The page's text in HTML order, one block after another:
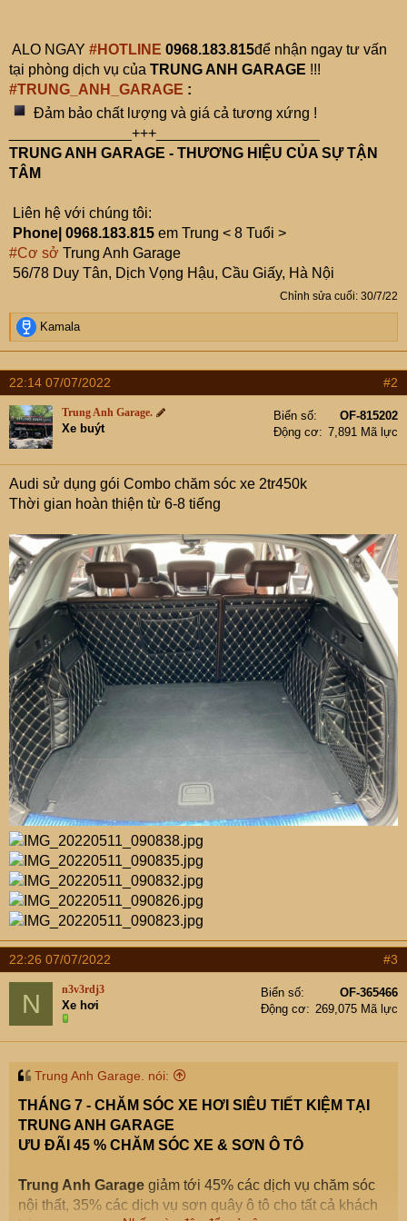
ALO NGAY #HOTLINE 0968.183.815để nhận ngay tư vấn
tại phòng dịch vụ của TRUNG ANH GARAGE !!!
#TRUNG_ANH_GARAGE :
Đảm bảo chất lượng và giá cả tương xứng !
_______________+++____________________
TRUNG ANH GARAGE - THƯƠNG HIỆU CỦA SỰ TẬN
TÂM
Liên hệ với chúng tôi:
Phone| 0968.183.815 em Trung < 8 Tuổi >
#Cơ sở Trung Anh Garage
56/78 Duy Tân, Dịch Vọng Hậu, Cầu Giấy, Hà Nội
Chỉnh sửa cuối: 30/7/22
R
e
c
t
i
o
n
Kamala
22:14 07/07/2022 #2
Trung Anh Garage.
Xe buýt
Biển số
OF-815202
Động cơ
7,891 Mã lực
Audi sử dụng gói Combo chăm sóc xe 2tr450k
Thời gian hoàn thiện từ 6-8 tiếng
22:26 07/07/2022 #3
N n3v3rdj3
Xe hơi
Biển số
OF-365466
Động cơ
269,075 Mã lực
Trung Anh Garage. nói:
THÁNG 7 - CHĂM SÓC XE HƠI SIÊU TIẾT KIỆM TẠI
TRUNG ANH GARAGE
ƯU ĐÃI 45 % CHĂM SÓC XE & SƠN Ô TÔ
Trung Anh Garage giảm tới 45% các dịch vụ chăm sóc
nội thất, 35% các dịch vụ sơn quây ô tô cho tất cả khách